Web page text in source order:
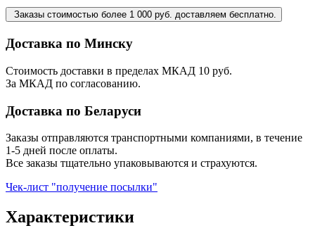
Заказы стоимостью более 1 000 руб. доставляем бесплатно.
Доставка по Минску
Стоимость доставки в пределах МКАД 10 руб.
За МКАД по согласованию.
Доставка по Беларуси
Заказы отправляются транспортными компаниями, в течение
1-5 дней после оплаты.
Все заказы тщательно упаковываются и страхуются.
Чек-лист "получение посылки"
Характеристики